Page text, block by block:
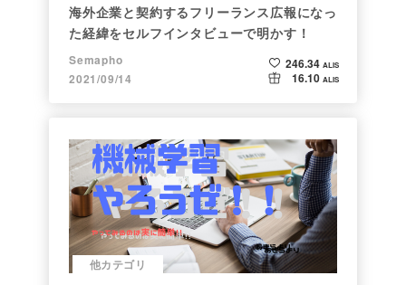
海外企業と契約するフリーランス広報になっ
た経緯をセルフインタビューで明かす！
Semapho
2021/09/14
246.34 ALIS
16.10 ALIS
他カテゴリ